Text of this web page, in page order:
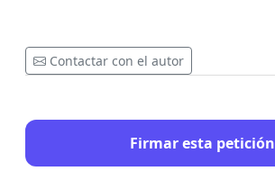
todos.Contactar con el autor
Firmar esta petición